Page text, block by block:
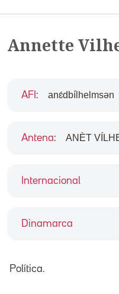
Annette
Internacional
Dinamarca
AFI : anɛ́dbílhelmsən
Antena: ANÈT
Política.